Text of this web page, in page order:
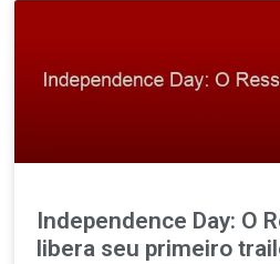
Independence Day: O
libera seu primeiro